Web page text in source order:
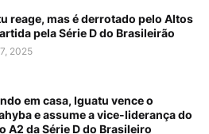
reage, mas é derrotado pelo Altos
pela Série D do Brasileirão
2025
em casa, Iguatu vence o
e assume a vice-liderança do
A2 da Série D do Brasileiro